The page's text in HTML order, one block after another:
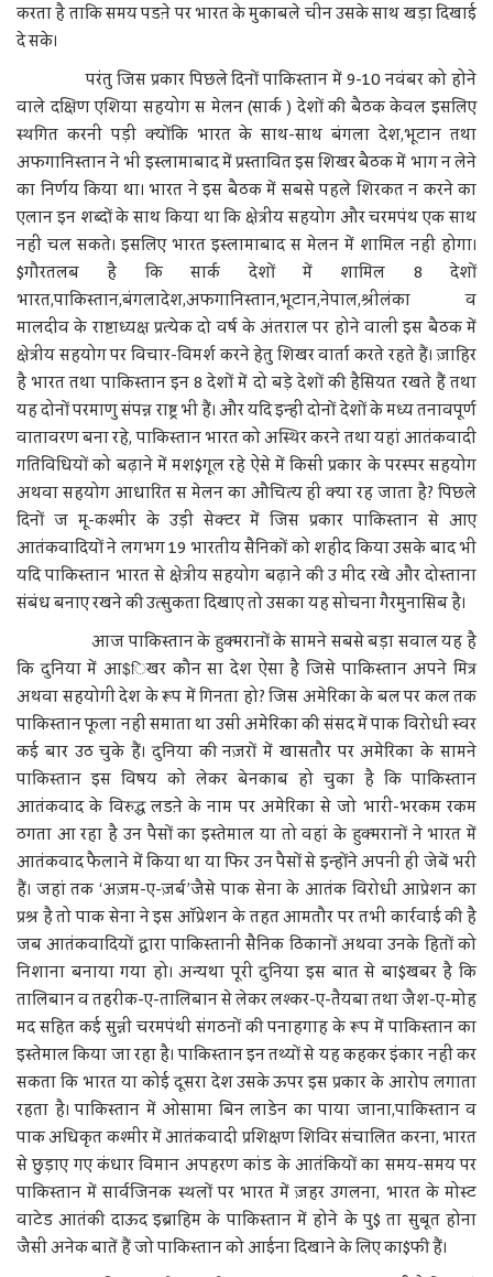
करता है ताकि समय पडऩे पर भारत के मुकाबले चीन उसके साथ खड़ा दिखाई
दे सके।
परंतु जिस प्रकार पिछले दिनों पाकिस्तान में 9-10 नवंबर को होने
वाले दक्षिण एशिया सहयोग स मेलन (सार्क ) देशों की बैठक केवल इसलिए
स्थगित करनी पड़ी क्योंकि भारत के साथ-साथ बंगला देश,भूटान तथा
अफगानिस्तान ने भी इस्लामाबाद में प्रस्तावित इस शिखर बैठक में भाग न लेने
का निर्णय किया था। भारत ने इस बैठक में सबसे पहले शिरकत न करने का
एलान इन शब्दों के साथ किया था कि क्षेत्रीय सहयोग और चरमपंथ एक साथ
नहीं चल सकते। इसलिए भारत इस्लामाबाद स मेलन में शामिल नहीं होगा।
$गौरतलब है कि सार्क देशों में शामिल 8 देशों
भारत,पाकिस्तान,बंगलादेश,अफगानिस्तान,भूटान,नेपाल,श्रीलंका व
मालदीव के राष्टाध्यक्ष प्रत्येक दो वर्ष के अंतराल पर होने वाली इस बैठक में
क्षेत्रीय सहयोग पर विचार-विमर्श करने हेतु शिखर वार्ता करते रहते हैं। ज़ाहिर
है भारत तथा पाकिस्तान इन 8 देशों में दो बड़े देशों की हैसियत रखते हैं तथा
यह दोनों परमाणु संपन्न राष्ट्र भी हैं। और यदि इन्हीं दोनों देशों के मध्य तनावपूर्ण
वातावरण बना रहे, पाकिस्तान भारत को अस्थिर करने तथा यहां आतंकवादी
गतिविधियों को बढ़ाने में मश$गूल रहे ऐसे में किसी प्रकार के परस्पर सहयोग
अथवा सहयोग आधारित स मेलन का औचित्य ही क्या रह जाता है? पिछले
दिनों ज मू-कश्मीर के उड़ी सेक्टर में जिस प्रकार पाकिस्तान से आए
आतंकवादियों ने लगभग 19 भारतीय सैनिकों को शहीद किया उसके बाद भी
यदि पाकिस्तान भारत से क्षेत्रीय सहयोग बढ़ाने की उ मीद रखे और दोस्ताना
संबंध बनाए रखने की उत्सुकता दिखाए तो उसका यह सोचना गैरमुनासिब है।
आज पाकिस्तान के हुक्मरानों के सामने सबसे बड़ा सवाल यह है
कि दुनिया में आ$िखर कौन सा देश ऐसा है जिसे पाकिस्तान अपने मित्र
अथवा सहयोगी देश के रूप में गिनता हो? जिस अमेरिका के बल पर कल तक
पाकिस्तान फूला नहीं समाता था उसी अमेरिका की संसद में पाक विरोधी स्वर
कई बार उठ चुके हैं। दुनिया की नज़रों में खासतौर पर अमेरिका के सामने
पाकिस्तान इस विषय को लेकर बेनकाब हो चुका है कि पाकिस्तान
आतंकवाद के विरुद्ध लडऩे के नाम पर अमेरिका से जो भारी-भरकम रकम
ठगता आ रहा है उन पैसों का इस्तेमाल या तो वहां के हुक्मरानों ने भारत में
आतंकवाद फैलाने में किया था या फिर उन पैसों से इन्होंने अपनी ही जेबें भरी
हैं। जहां तक ‘अज़म-ए-ज़र्ब’जैसे पाक सेना के आतंक विरोधी आप्रेशन का
प्रश्र है तो पाक सेना ने इस ऑप्रेशन के तहत आमतौर पर तभी कार्रवाई की है
जब आतंकवादियों द्वारा पाकिस्तानी सैनिक ठिकानों अथवा उनके हितों को
निशाना बनाया गया हो। अन्यथा पूरी दुनिया इस बात से बा$खबर है कि
तालिबान व तहरीक-ए-तालिबान से लेकर लश्कर-ए-तैयबा तथा जैश-ए-मोह
मद सहित कई सुन्नी चरमपंथी संगठनों की पनाहगाह के रूप में पाकिस्तान का
इस्तेमाल किया जा रहा है। पाकिस्तान इन तथ्यों से यह कहकर इंकार नहीं कर
सकता कि भारत या कोई दूसरा देश उसके ऊपर इस प्रकार के आरोप लगाता
रहता है। पाकिस्तान में ओसामा बिन लाडेन का पाया जाना,पाकिस्तान व
पाक अधिकृत कश्मीर में आतंकवादी प्रशिक्षण शिविर संचालित करना, भारत
से छुड़ाए गए कंधार विमान अपहरण कांड के आतंकियों का समय-समय पर
पाकिस्तान में सार्वजिनक स्थलों पर भारत में ज़हर उगलना, भारत के मोस्ट
वाटेड आतंकी दाऊद इब्राहिम के पाकिस्तान में होने के पु$ ता सुबूत होना
जैसी अनेक बातें हैं जो पाकिस्तान को आईना दिखाने के लिए का$फी हैं।